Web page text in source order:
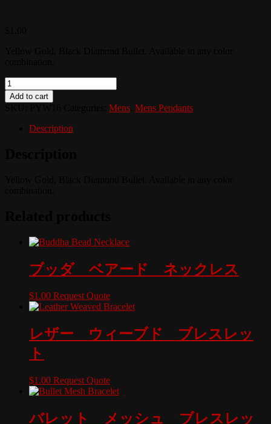
Quantity
Add to cart
Mens Mens Pendants
Description
ブッダ ベアード ネックレス
$1.00 Request Quote
レザー ウィーブド ブレスレッ
ト
$1.00 Request Quote
バレット メッシュ ブレスレッ